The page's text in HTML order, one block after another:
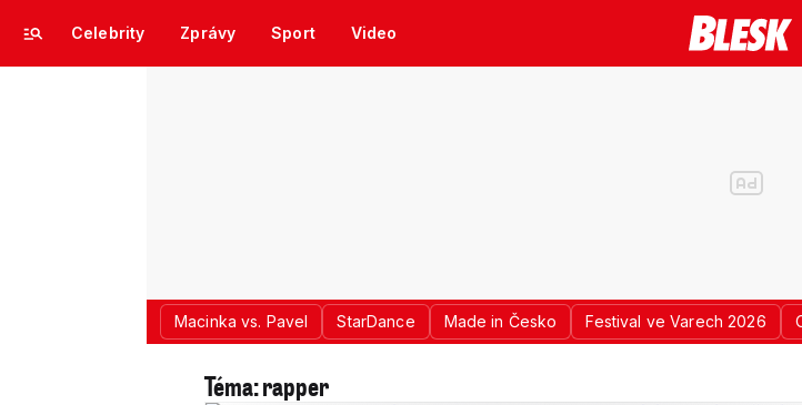
Celebrity Zprávy Sport Video
Macinka vs. Pavel StarDance Made in Česko Festival ve Varech 2026
Téma: rapper